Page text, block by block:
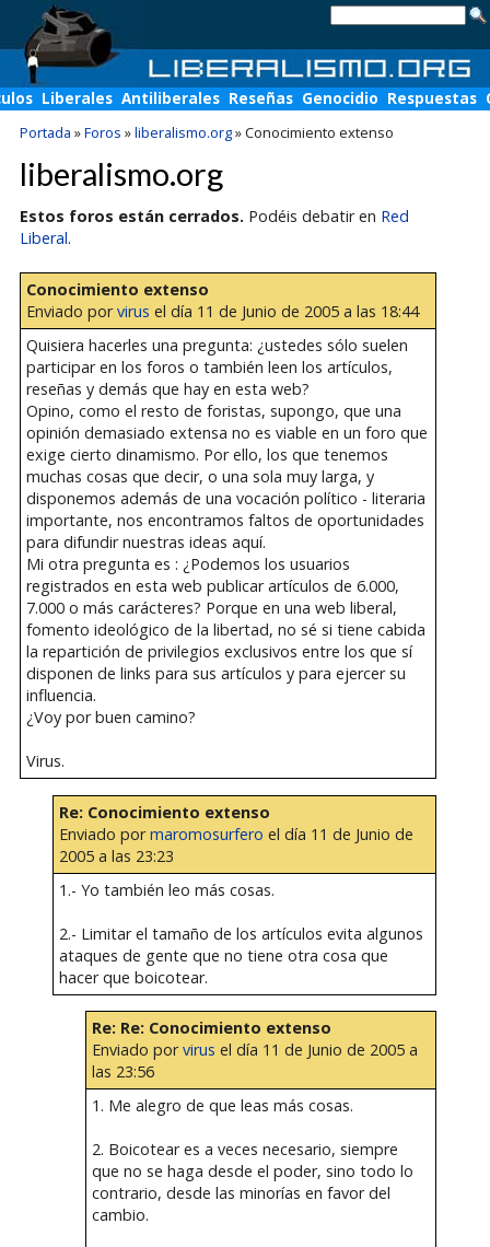
Liberales Antiliberales Reseñas Genocidio Respuestas
Portada »Foros »liberalismo.org»Conocimiento extenso
liberalismo.org
Estos foros están cerrados. Podéis debatir en Red
Liberal.
Conocimiento extenso
Enviado porvirus el día 11 de Junio de 2005 a las 18:44
Quisiera hacerles una pregunta: ¿ustedes sólo suelen
participar en los foros o también leen los artículos,
reseñas y demás que hay en esta web?
Opino, como el resto de foristas, supongo, que una
opinión demasiado extensa no es viable en un foro que
exige cierto dinamismo. Por ello, los que tenemos
muchas cosas que decir, o una sola muy larga, y
disponemos además de una vocación político - literaria
importante, nos encontramos faltos de oportunidades
para difundir nuestras ideas aquí.
Mi otra pregunta es : ¿Podemos los usuarios
registrados en esta web publicar artículos de 6.000,
7.000 o más carácteres? Porque en una web liberal,
fomento ideológico de la libertad, no sé si tiene cabida
la repartición de privilegios exclusivos entre los que sí
disponen de links para sus artículos y para ejercer su
influencia.
¿Voy por buen camino?
Virus.
Re: Conocimiento extenso
Enviado pormaromosurfero el día 11 de Junio de
2005 a las 23:23
1.- Yo también leo más cosas.
2.- Limitar el tamaño de los artículos evita algunos
ataques de gente que no tiene otra cosa que
hacer que boicotear.
Re: Re: Conocimiento extenso
Enviado porvirus el día 11 de Junio de 2005 a
las 23:56
1. Me alegro de que leas más cosas.
2. Boicotear es a veces necesario, siempre
que no se haga desde el poder, sino todo lo
contrario, desde las minorías en favor del
cambio.